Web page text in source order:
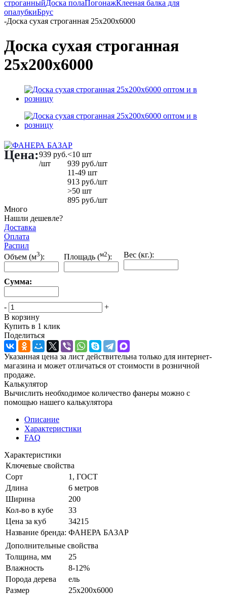
строганныйДоска полаПогонажКлееная балка для
опалубкиБрус
-Доска сухая строганная 25х200х6000
Доска сухая строганная
25х200х6000
Цена:939 руб.
/шт
<10 шт
939 руб./шт
11-49 шт
913 руб./шт
>50 шт
895 руб./шт
Много
Нашли дешевле?
Доставка
Оплата
Распил
Объем (м3): Площадь (м2): Вес (кг.):
Сумма:
-
+
В корзину
Купить в 1 клик
Поделиться
Указанная цена за лист действительна только для интернет-
магазина и может отличаться от стоимости в розничной
продаже.
Калькулятор
Вычислить необходимое количество фанеры можно с
помощью нашего калькулятора
Описание
Характеристики
FAQ
Характеристики
Ключевые свойства
Сорт
1, ГОСТ
Длина
6 метров
Ширина
200
Кол-во в кубе
33
Цена за куб
34215
Название бренда: ФАНЕРА БАЗАР
Дополнительные свойства
Толщина, мм
25
Влажность
8-12%
Порода дерева
ель
Размер
25х200х6000